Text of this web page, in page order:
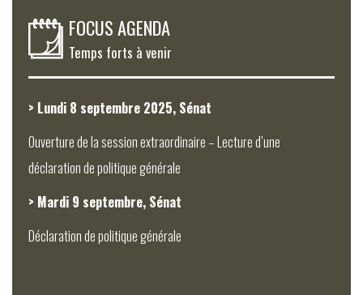
FOCUS AGENDA
Temps forts à venir
> Lundi 8 septembre 2025, Sénat
Ouverture de la session extraordinaire – Lecture d’une
déclaration de politique générale
> Mardi 9 septembre, Sénat
Déclaration de politique générale